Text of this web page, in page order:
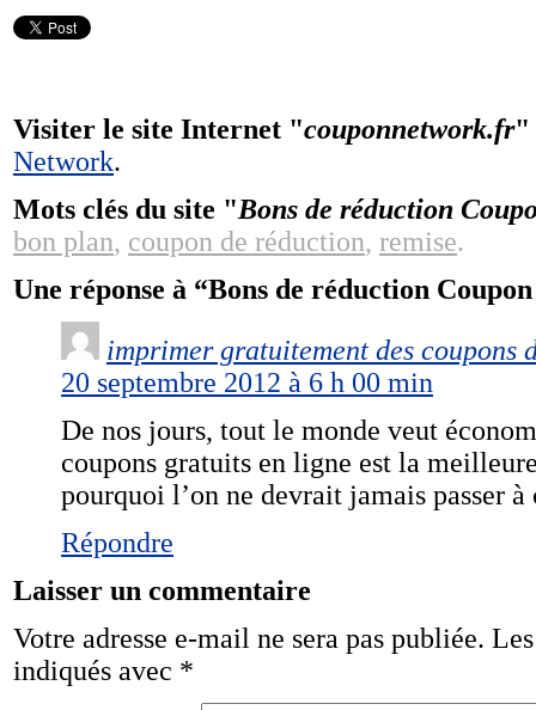
Visiter le site Internet "couponnetwork.fr"
Network.
Mots clés du site "Bons de réduction
bon plan, coupon de réduction, remise.
Une réponse à “Bons de réduction
imprimer gratuitement des coupons
20 septembre 2012 à 6 h 00 min
De nos jours, tout le monde veut
coupons gratuits en ligne est la
pourquoi l’on ne devrait jamais passer
Répondre
Laisser un commentaire
Votre adresse e-mail ne sera pas publiée.
indiqués avec *